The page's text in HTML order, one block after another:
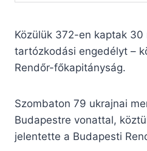
Közülük 372-en kaptak 30
tartózkodási engedélyt –
Rendőr-főkapitányság.
Szombaton 79 ukrajnai
Budapestre vonattal,
jelentette a Budapesti